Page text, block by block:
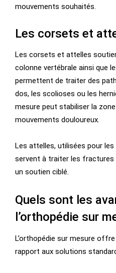
mouvements souhaités.
Les corsets et
Les corsets et attelles
colonne vertébrale ainsi que
permettent de traiter des
dos, les scolioses ou les
mesure peut stabiliser la
mouvements douloureux.
Les attelles, utilisées pour
servent à traiter les
un soutien ciblé.
Quels sont les
l’orthopédie sur
L’orthopédie sur mesure
rapport aux solutions